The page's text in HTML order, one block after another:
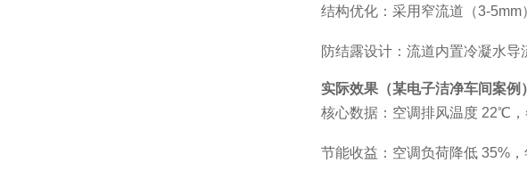
结构优化：采用窄流道（3-5mm
防结露设计：流道内置冷凝水导
实际效果（某电子洁净车间案例）
核心数据：空调排风温度 22℃
节能收益：空调负荷降低 35%